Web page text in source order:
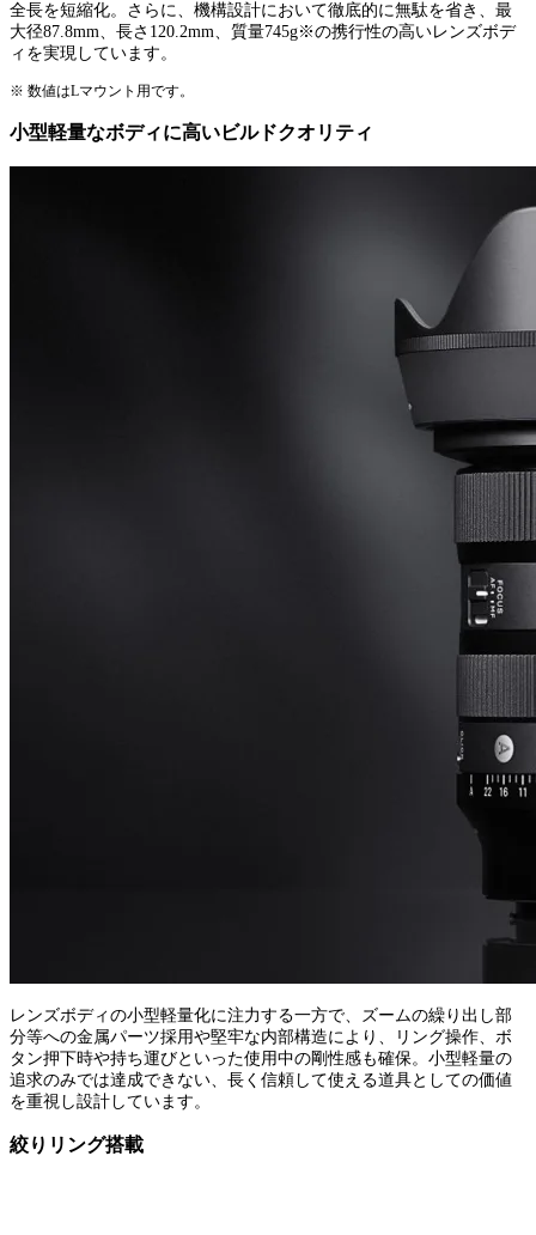
全長を短縮化。さらに、機構設計において徹底的に無駄を省き、最
大径87.8mm、長さ120.2mm、質量745g※の携行性の高いレンズボデ
ィを実現しています。
※ 数値はLマウント用です。
小型軽量なボディに高いビルドクオリティ
レンズボディの小型軽量化に注力する一方で、ズームの繰り出し部
分等への金属パーツ採用や堅牢な内部構造により、リング操作、ボ
タン押下時や持ち運びといった使用中の剛性感も確保。小型軽量の
追求のみでは達成できない、長く信頼して使える道具としての価値
を重視し設計しています。
絞りリング搭載